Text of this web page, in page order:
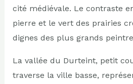
cité médiévale. Le contraste
pierre et le vert des prairies
dignes des plus grands
La vallée du Durteint, petit
traverse la ville basse,